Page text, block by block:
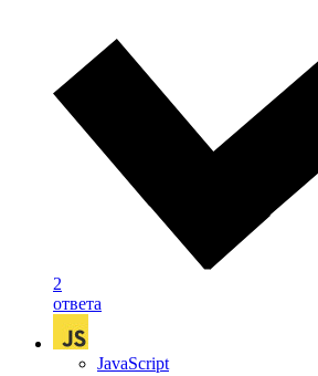
2
ответа
JavaScript